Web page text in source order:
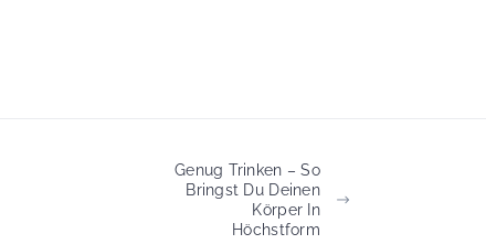
Genug Trinken – So
Bringst Du Deinen
Körper In
Höchstform